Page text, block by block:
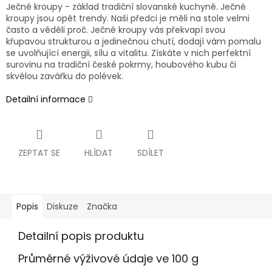
Ječné kroupy - základ tradiční slovanské kuchyně. Ječné
kroupy jsou opět trendy. Naši předci je měli na stole velmi
často a věděli proč. Ječné kroupy vás překvapí svou
křupavou strukturou a jedinečnou chutí, dodají vám pomalu
se uvolňující energii, sílu a vitalitu. Získáte v nich perfektní
surovinu na tradiční české pokrmy, houbového kubu či
skvělou zavářku do polévek.
Detailní informace
ZEPTAT SE HLÍDAT SDÍLET
Popis Diskuze Značka
Detailní popis produktu
Průměrné výživové údaje ve 100 g